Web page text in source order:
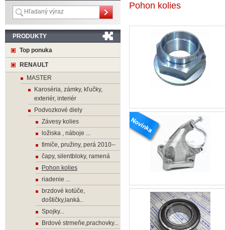
Pohon kolies
PRODUKTY
Top ponuka
RENAULT
MASTER
Karoséria, zámky, kľučky,
exteriér, interiér
Podvozkové diely
Závesy kolies
ložiska , náboje ...
tlmiče, pružiny, perá 2010--
čapy, silentbloky, ramená
Pohon kolies
riadenie ...
brzdové kotúče,
doštičky,lanká..
Spojky...
Brdové strmeňe,prachovky...